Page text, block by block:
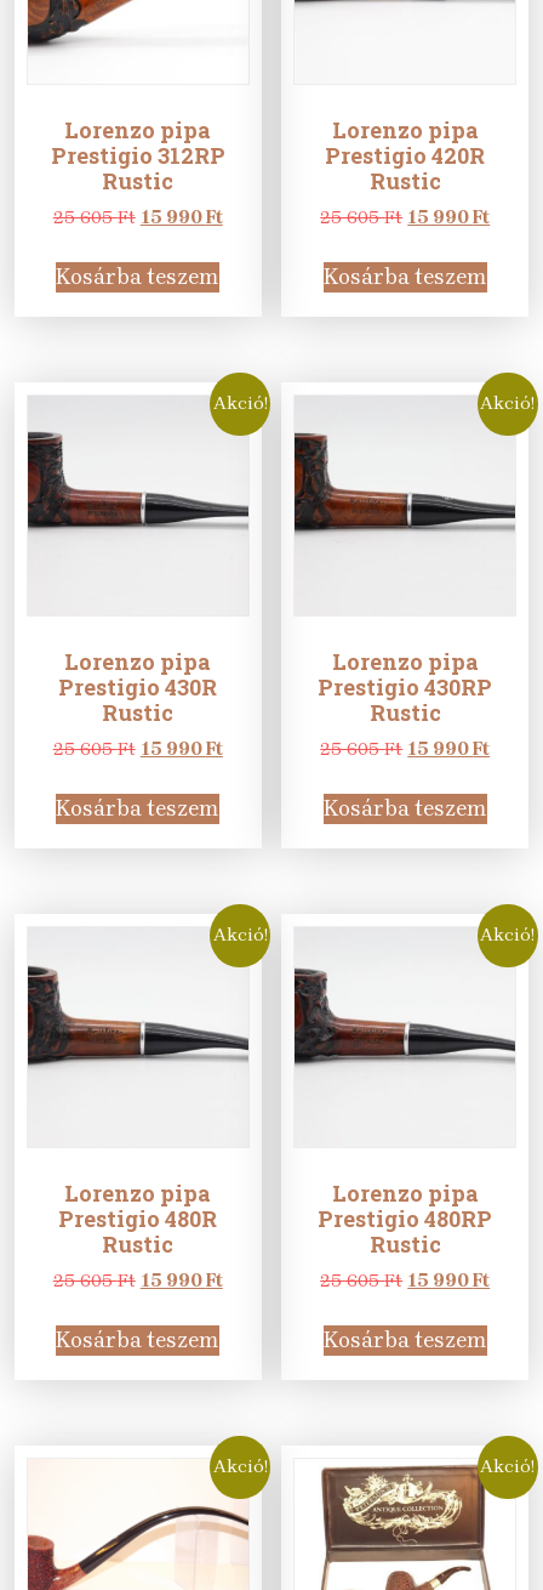
Lorenzo pipa
Prestigio 312RP
Rustic
25 605Ft Original
was:
25
605 Ft.
15 990FtCurrent
990 Ft.
Kosárba teszem
Lorenzo pipa
Prestigio 420R
Rustic
25 605Ft Original
was:
25
605 Ft.
15 990Ft
990
Kosárba teszem
Akció!
Lorenzo pipa
Prestigio 430R
Rustic
25 605Ft Original
was:
25
605 Ft.
15 990FtCurrent
990 Ft.
Kosárba teszem
Akció!
Lorenzo pipa
Prestigio 430RP
Rustic
25 605Ft Original
was:
25
605 Ft.
15 990Ft
990
Kosárba teszem
Akció!
Lorenzo pipa
Prestigio 480R
Rustic
25 605Ft Original
was:
25
605 Ft.
15 990FtCurrent
990 Ft.
Kosárba teszem
Akció!
Lorenzo pipa
Prestigio 480RP
Rustic
25 605Ft Original
was:
25
605 Ft.
15 990Ft
990
Kosárba teszem
Akció! Akció!